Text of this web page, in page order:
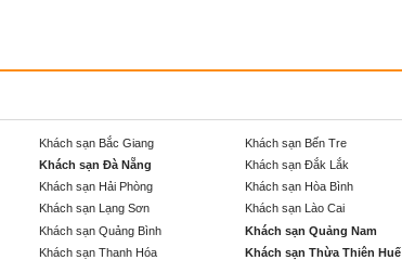
Khách sạn Bắc Giang Khách sạn Bến Tre
Khách sạn Đà Nẵng Khách sạn Đắk Lắk
Khách sạn Hải Phòng Khách sạn Hòa Bình
Khách sạn Lạng Sơn Khách sạn Lào Cai
Khách sạn Quảng Bình Khách sạn Quảng Nam
Khách sạn Thanh Hóa Khách sạn Thừa Thiên Huế